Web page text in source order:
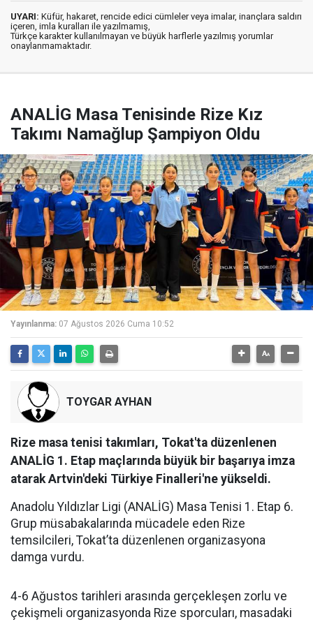
UYARI: Küfür, hakaret, rencide edici cümleler veya imalar, inançlara saldırı
içeren, imla kuralları ile yazılmamış,
Türkçe karakter kullanılmayan ve büyük harflerle yazılmış yorumlar
onaylanmamaktadır.
ANALİG Masa Tenisinde Rize Kız
Takımı Namağlup Şampiyon Oldu
Yayınlanma: 07 Ağustos 2026 Cuma 10:52
TOYGAR AYHAN
Rize masa tenisi takımları, Tokat'ta düzenlenen
ANALİG 1. Etap maçlarında büyük bir başarıya imza
atarak Artvin'deki Türkiye Finalleri'ne yükseldi.
Anadolu Yıldızlar Ligi (ANALİG) Masa Tenisi 1. Etap 6.
Grup müsabakalarında mücadele eden Rize
temsilcileri, Tokat’ta düzenlenen organizasyona
damga vurdu.
4-6 Ağustos tarihleri arasında gerçekleşen zorlu ve
çekişmeli organizasyonda Rize sporcuları, masadaki